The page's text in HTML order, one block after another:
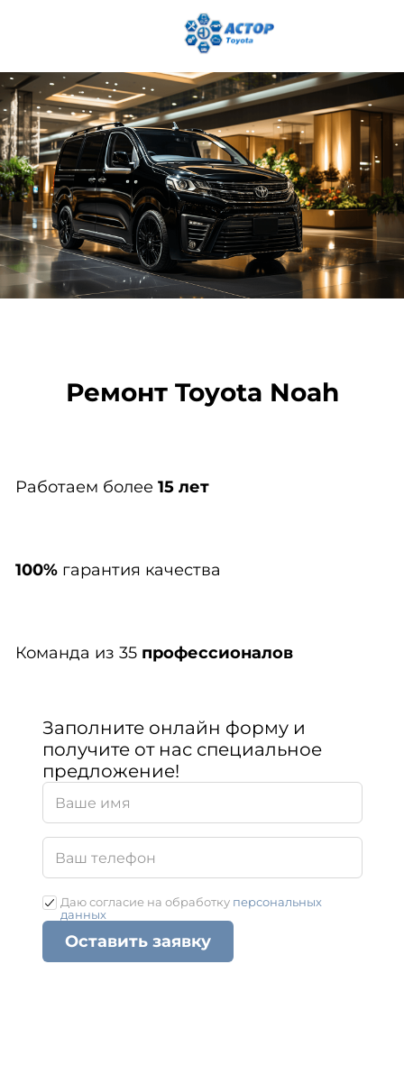
Ремонт Toyota Noah
Работаем более 15 лет
100%гарантия качества
Команда из 35 профессионалов
Заполните онлайн форму и
получите от нас специальное
предложение!
Даю согласие на обработку персональных
данных
Оставить заявку